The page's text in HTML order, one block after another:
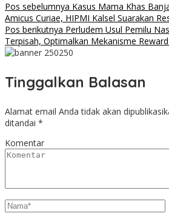
Pos sebelumnya Kasus Mama Khas
Amicus Curiae, HIPMI Kalsel Suarakan
Pos berikutnya Perludem Usul Pemilu
Terpisah, Optimalkan Mekanisme
Tinggalkan Balasan
Alamat email Anda tidak akan
ditandai *
Komentar